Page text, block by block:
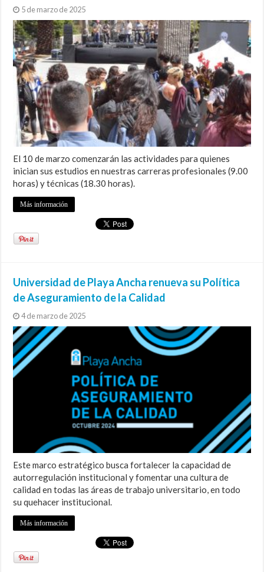
5 de marzo de 2025
El 10 de marzo comenzarán las actividades para quienes
inician sus estudios en nuestras carreras profesionales (9.00
horas) y técnicas (18.30 horas).
Más información
Universidad de Playa Ancha renueva su Política
de Aseguramiento de la Calidad
4 de marzo de 2025
Este marco estratégico busca fortalecer la capacidad de
autorregulación institucional y fomentar una cultura de
calidad en todas las áreas de trabajo universitario, en todo
su quehacer institucional.
Más información